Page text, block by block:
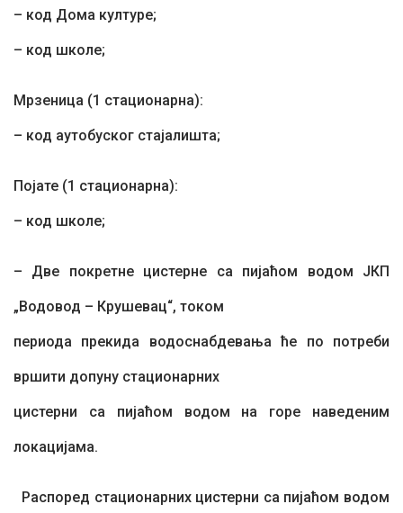
– код Дома културе;
– код школе;
Мрзеница (1 стационарна):
– код аутобуског стајалишта;
Појате (1 стационарна):
– код школе;
– Две покретне цистерне са пијаћом водом ЈКП
„Водовод – Крушевац“, током
периода прекида водоснабдевања ће по потреби
вршити допуну стационарних
цистерни са пијаћом водом на горе наведеним
локацијама.
Распоред стационарних цистерни са пијаћом водом